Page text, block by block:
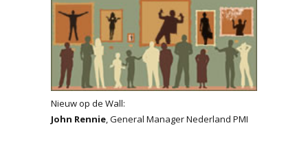
Nieuw op de Wall:
John Rennie, General Manager Nederland PMI